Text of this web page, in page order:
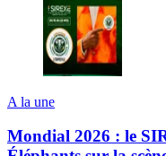
A la une
Mondial 2026 : le